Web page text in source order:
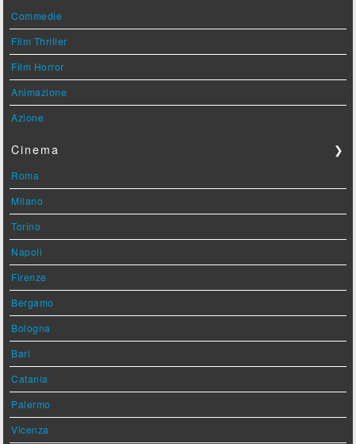
Commedie
Film Thriller
Film Horror
Animazione
Azione
Cinema ❯
Roma
Milano
Torino
Napoli
Firenze
Bergamo
Bologna
Bari
Catania
Palermo
Vicenza